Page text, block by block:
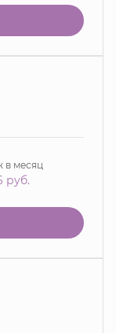
в месяц
руб.